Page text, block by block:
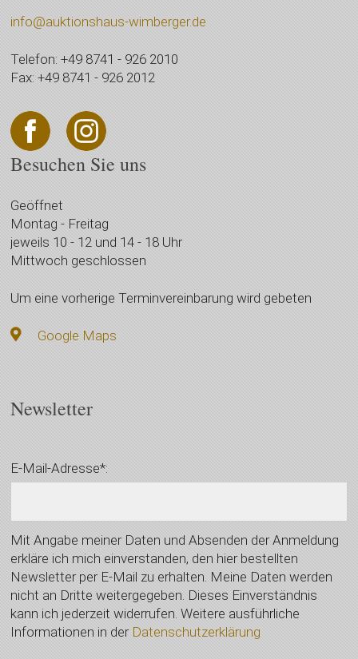
info@auktionshaus-wimberger.de
Telefon: +49 8741 - 926 2010
Fax: +49 8741 - 926 2012
Besuchen Sie uns
Geöffnet
Montag - Freitag
jeweils 10 - 12 und 14 - 18 Uhr
Mittwoch geschlossen
Um eine vorherige Terminvereinbarung wird gebeten
Google Maps
Newsletter
E-Mail-Adresse*:
Mit Angabe meiner Daten und Absenden der Anmeldung
erkläre ich mich einverstanden, den hier bestellten
Newsletter per E-Mail zu erhalten. Meine Daten werden
nicht an Dritte weitergegeben. Dieses Einverständnis
kann ich jederzeit widerrufen. Weitere ausführliche
Informationen in der Datenschutzerklärung